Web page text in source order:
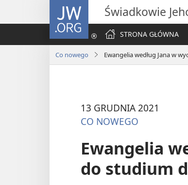
JW.ORG Świadkowie
STRONA GŁÓWNA
Co nowego Ewangelia według Jana w
13 GRUDNIA 2021
CO NOWEGO
Ewangelia
do studium